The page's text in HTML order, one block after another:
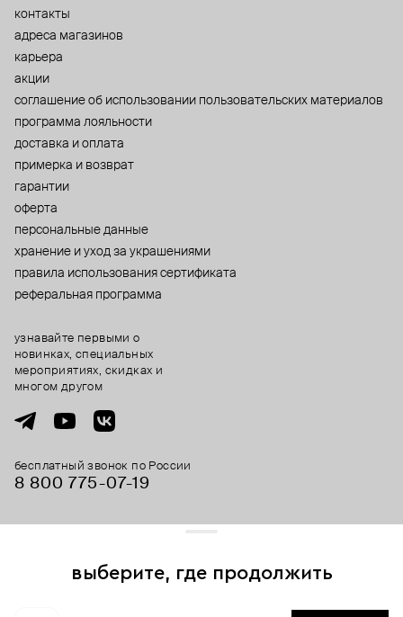
контакты
адреса магазинов
карьера
акции
cоглашение об использовании пользовательских материалов
программа лояльности
доставка и оплата
примерка и возврат
гарантии
оферта
персональные данные
хранение и уход за украшениями
правила использования сертификата
реферальная программа
бесплатный звонок по России
8 800 775⁠-07⁠-19
узнавайте первыми о
новинках, специальных
мероприятиях, скидках и
многом другом
выберите, где продолжить